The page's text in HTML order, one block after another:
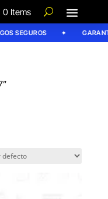
0 Items
SEGUROS